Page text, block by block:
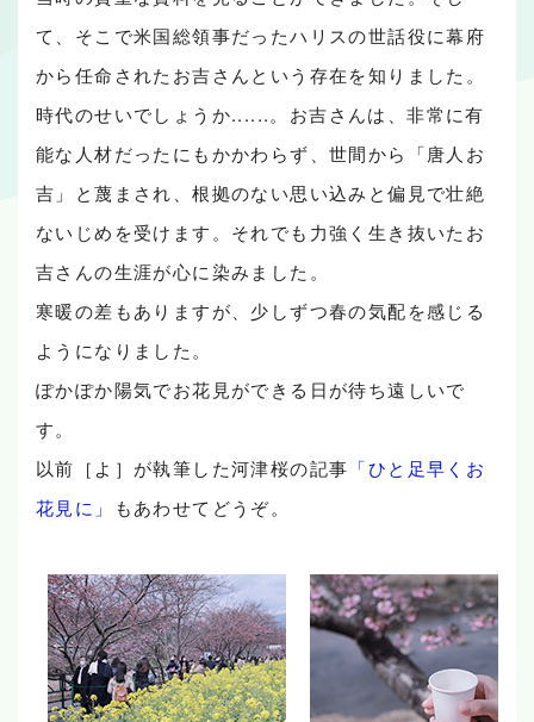
て、そこで米国総領事だったハリスの世話役に幕府
から任命されたお吉さんという存在を知りました。
時代のせいでしょうか......。お吉さんは、非常に有
能な人材だったにもかかわらず、世間から「唐人お
吉」と蔑まされ、根拠のない思い込みと偏見で壮絶
ないじめを受けます。それでも力強く生き抜いたお
吉さんの生涯が心に染みました。
寒暖の差もありますが、少しずつ春の気配を感じる
ようになりました。
ぽかぽか陽気でお花見ができる日が待ち遠しいで
す。
以前［よ］が執筆した河津桜の記事 「ひと足早くお
花見に」
もあわせてどうぞ。